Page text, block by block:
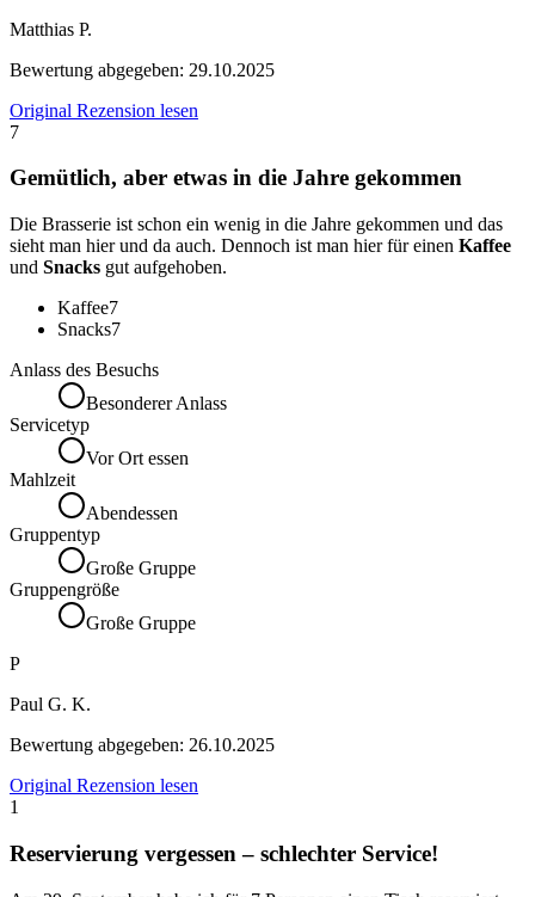
Matthias P.
Bewertung abgegeben: 29.10.2025
Original Rezension lesen
7
Gemütlich, aber etwas in die Jahre gekommen
Die Brasserie ist schon ein wenig in die Jahre gekommen und das
sieht man hier und da auch. Dennoch ist man hier für einen Kaffee
und Snacks gut aufgehoben.
Kaffee7
Snacks7
Anlass des Besuchs
Besonderer Anlass
Servicetyp
Vor Ort essen
Mahlzeit
Abendessen
Gruppentyp
Große Gruppe
Gruppengröße
Große Gruppe
P
Paul G. K.
Bewertung abgegeben: 26.10.2025
Original Rezension lesen
1
Reservierung vergessen – schlechter Service!